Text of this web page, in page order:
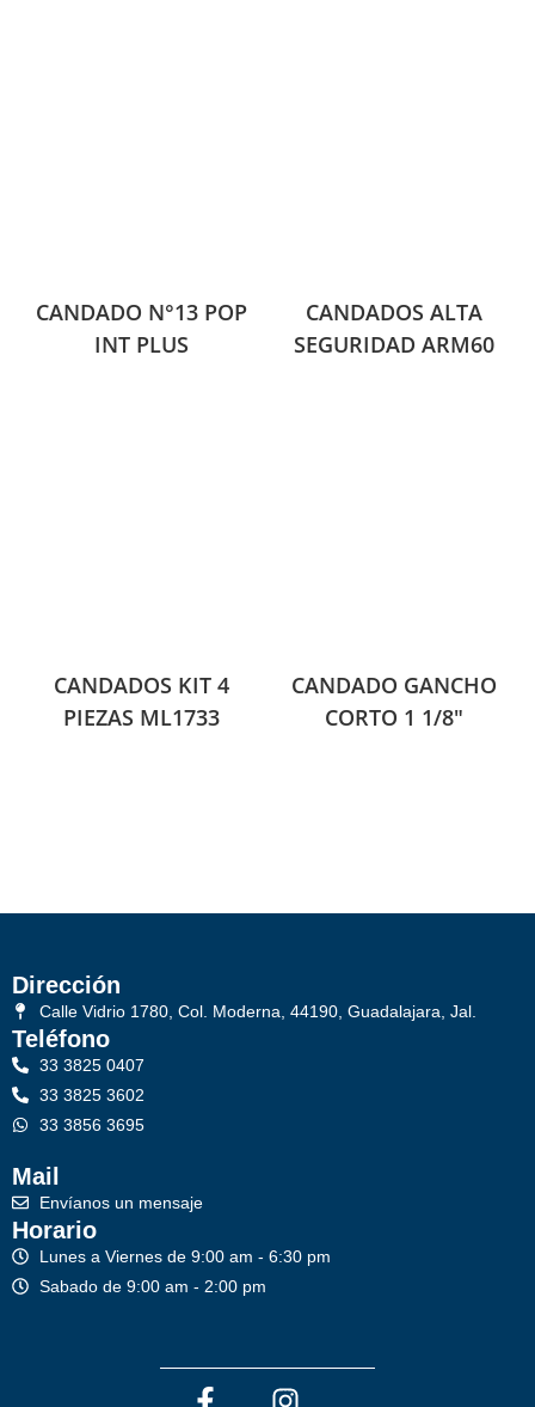
CANDADO N°13 POP
INT PLUS
CANDADOS ALTA
SEGURIDAD ARM60
CANDADOS KIT 4
PIEZAS ML1733
CANDADO GANCHO
CORTO 1 1/8″
Dirección
Calle Vidrio 1780, Col. Moderna, 44190, Guadalajara, Jal.
Teléfono
33 3825 0407
33 3825 3602
33 3856 3695
Mail
Envíanos un mensaje
Horario
Lunes a Viernes de 9:00 am - 6:30 pm
Sabado de 9:00 am - 2:00 pm